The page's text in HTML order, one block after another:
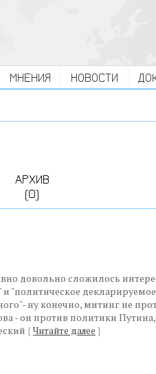
МНЕНИЯ НОВОСТИ
АРХИВ
(0)
довольно сложилось
"политическое
ну конечно, митинг не
- он против политики
{ Читайте далее }